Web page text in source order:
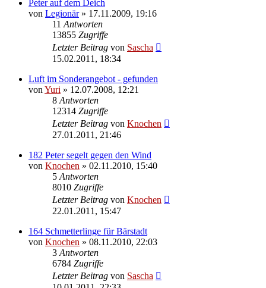
Peter auf dem Deich
von Legionär» 17.11.2009, 19:16
11 Antworten
13855 Zugriffe
Letzter Beitrag von Sascha
15.02.2011, 18:34
Luft im Sonderangebot - gefunden
von Yuri » 12.07.2008, 12:21
8 Antworten
12314 Zugriffe
Letzter Beitrag von Knochen
27.01.2011, 21:46
182 Peter segelt gegen den Wind
von Knochen » 02.11.2010, 15:40
5 Antworten
8010 Zugriffe
Letzter Beitrag von Knochen
22.01.2011, 15:47
164 Schmetterlinge für Bärstadt
von Knochen » 08.11.2010, 22:03
3 Antworten
6784 Zugriffe
Letzter Beitrag von Sascha